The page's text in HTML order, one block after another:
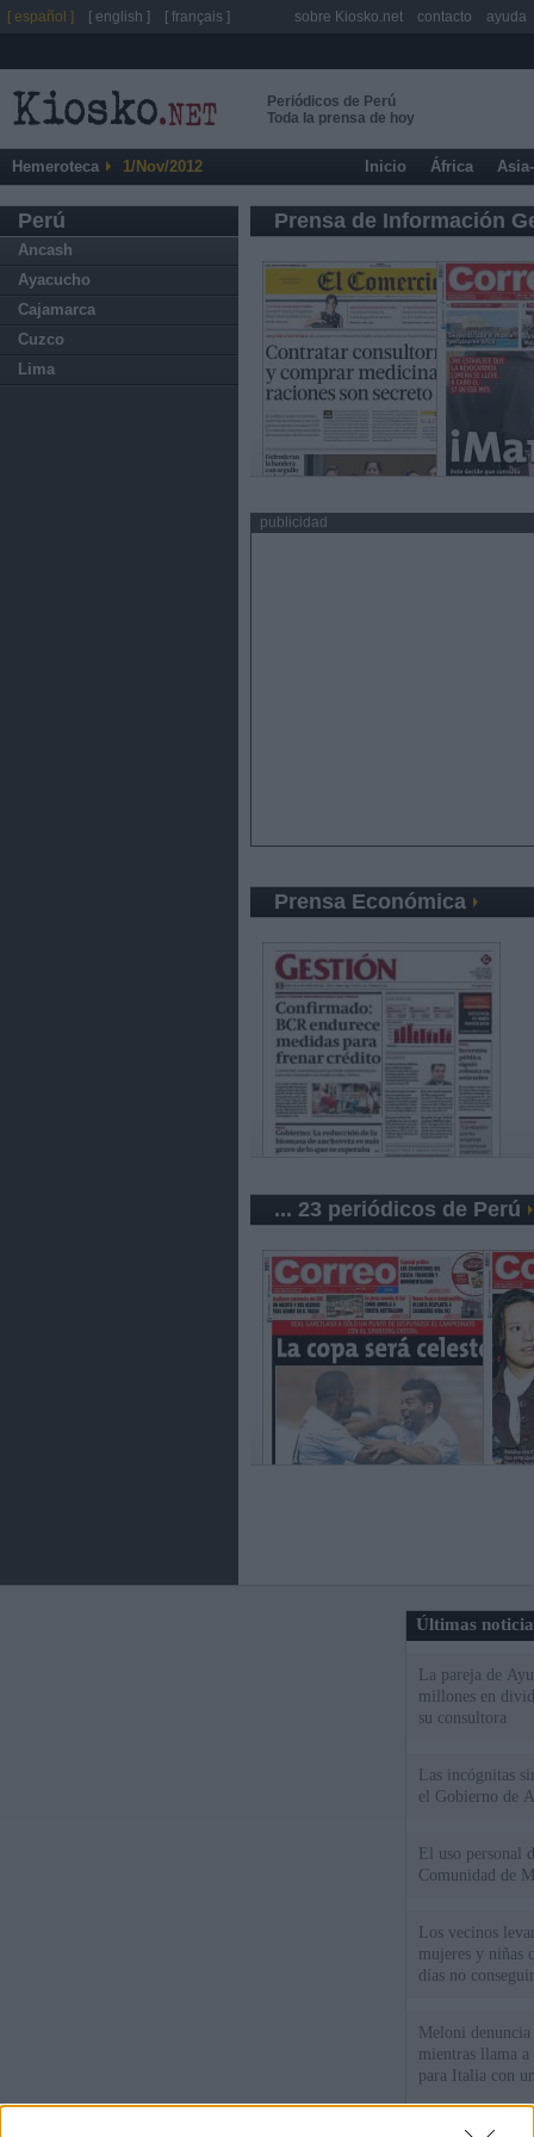
Periódicos de Perú
Toda la prensa de hoy
Hemeroteca 1/Nov/2012 Inicio África
Perú
Ancash
Ayacucho
Cajamarca
Cuzco
Lima
Prensa de Información
publicidad
Prensa Económica
... 23 periódicos de Perú
Últimas
La pareja de
millones en
su consultora
Las incógnitas
el Gobierno de
El uso personal
Comunidad de
Los vecinos
mujeres y niñas
días no
Meloni
mientras llama
para Italia con
España tiene
[ español ] [ english ] [ français ] sobre Kiosko.net contacto ayuda